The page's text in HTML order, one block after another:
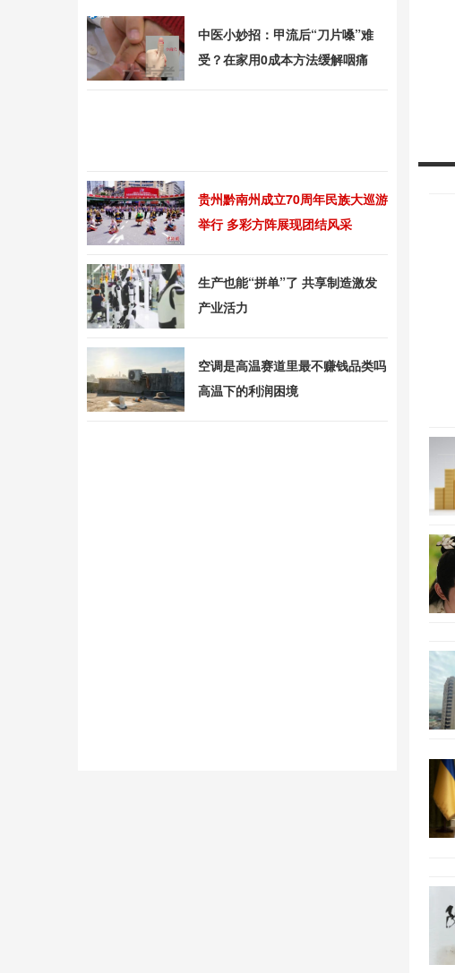
中医小妙招：甲流后“刀片嗓”难
受？在家用0成本方法缓解咽痛
贵州黔南州成立70周年民族大巡游
举行 多彩方阵展现团结风采
生产也能“拼单”了 共享制造激发
产业活力
空调是高温赛道里最不赚钱品类吗
高温下的利润困境